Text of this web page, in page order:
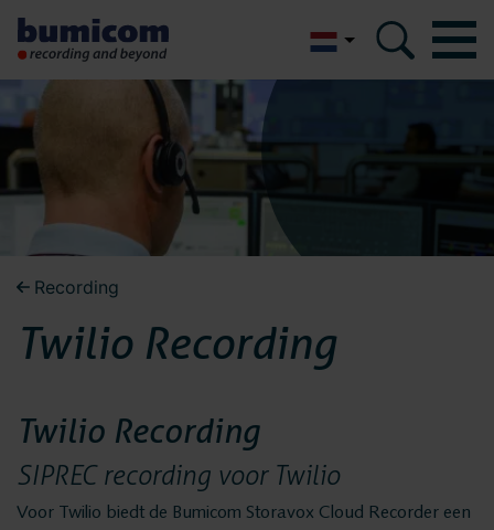
English
Bumicom
Over Bumicom
Bumicom referenties
Bumicom
certificeringen
Privacy en data
Bumicom
Over Bumicom
Bumicom referenties
Bumicom certificeringen
Privacy en data security
Vacatures
Recording
Voice logging
Messaging Recording
Recording
Twilio Recording
Twilio Recording
SIPREC recording voor Twilio
Voor Twilio biedt de Bumicom Storavox Cloud Recorder een